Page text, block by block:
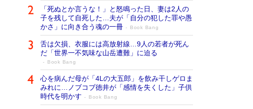
「死ぬとか言うな！」と怒鳴った日、妻は2人の
子を残して自死した…夫が「自分の犯した罪や愚
かさ」に向き合う魂の一冊
Book Bang
舌は欠損、衣服には高放射線…9人の若者が死ん
だ「世界一不気味な山岳遭難」に迫る
Book Bang
心を病んだ母が「4Lの大五郎」を飲み干しゲロま
みれに…ノブコブ徳井が「感情を失くした」子供
時代を明かす
Book Bang